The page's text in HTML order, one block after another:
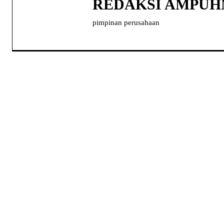
REDAKSI
pimpinan perusahaan